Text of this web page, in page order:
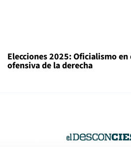
Elecciones 2025: Oficialismo
ofensiva de la derecha